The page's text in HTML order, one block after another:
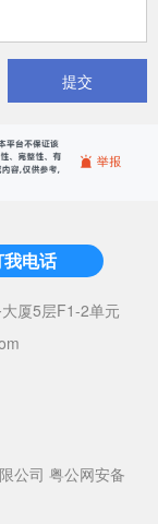
提交
我电话
厦5层F1-2单元
公司 粤公网安备